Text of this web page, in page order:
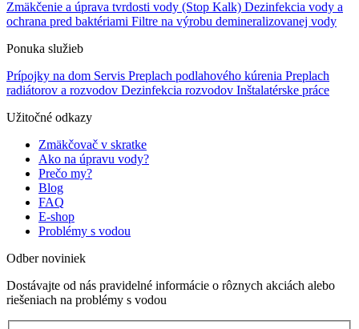
Zmäkčenie a úprava tvrdosti vody (Stop Kalk) Dezinfekcia vody a
ochrana pred baktériami Filtre na výrobu demineralizovanej vody
Ponuka služieb
Prípojky na dom Servis Preplach podlahového kúrenia Preplach
radiátorov a rozvodov Dezinfekcia rozvodov Inštalatérske práce
Užitočné odkazy
Zmäkčovač v skratke
Ako na úpravu vody?
Prečo my?
Blog
FAQ
E-shop
Problémy s vodou
Odber noviniek
Dostávajte od nás pravidelné informácie o rôznych akciách alebo
riešeniach na problémy s vodou